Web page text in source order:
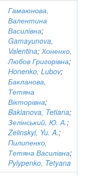
Гамаюнова,
Валентина
Василівна;
Gamayunova,
Valentina; Хоненко,
Любов Григорівна;
Honenko, Lubov;
Бакланова,
Тетяна
Вікторівна;
Baklanova, Tetiana;
Зелінський, Ю. А.;
Zelinskyi, Yu. A.;
Пилипенко,
Тетяна Василівна;
Pylypenko, Tetyana